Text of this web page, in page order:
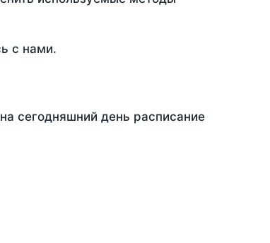
с нами.
сегодняшний день расписание